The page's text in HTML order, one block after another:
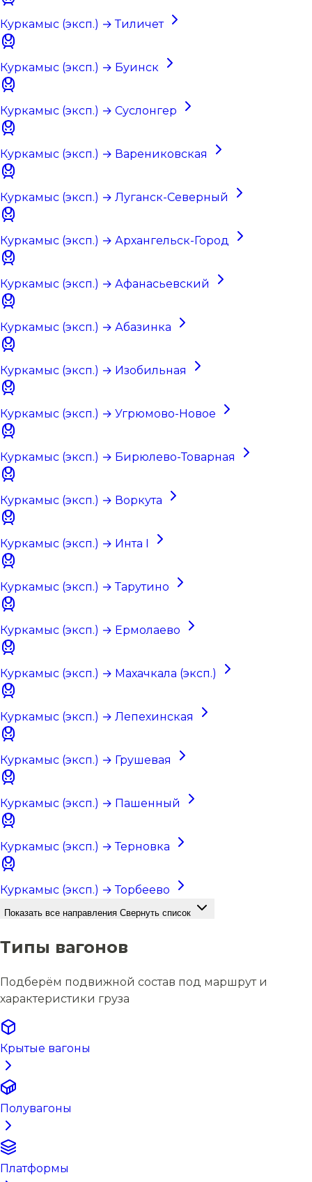
Куркамыс (эксп.) → Тиличет
Куркамыс (эксп.) → Буинск
Куркамыс (эксп.) → Суслонгер
Куркамыс (эксп.) → Варениковская
Куркамыс (эксп.) → Луганск-Северный
Куркамыс (эксп.) → Архангельск-Город
Куркамыс (эксп.) → Афанасьевский
Куркамыс (эксп.) → Абазинка
Куркамыс (эксп.) → Изобильная
Куркамыс (эксп.) → Угрюмово-Новое
Куркамыс (эксп.) → Бирюлево-Товарная
Куркамыс (эксп.) → Воркута
Куркамыс (эксп.) → Инта I
Куркамыс (эксп.) → Тарутино
Куркамыс (эксп.) → Ермолаево
Куркамыс (эксп.) → Махачкала (эксп.)
Куркамыс (эксп.) → Лепехинская
Куркамыс (эксп.) → Грушевая
Куркамыс (эксп.) → Пашенный
Куркамыс (эксп.) → Терновка
Куркамыс (эксп.) → Торбеево
Показать все направления Свернуть список
Типы вагонов
Подберём подвижной состав под маршрут и
характеристики груза
Крытые вагоны
Полувагоны
Платформы